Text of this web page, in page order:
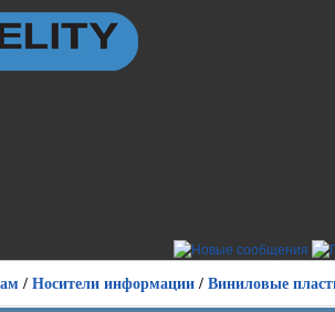
/ Носители информации / Виниловые